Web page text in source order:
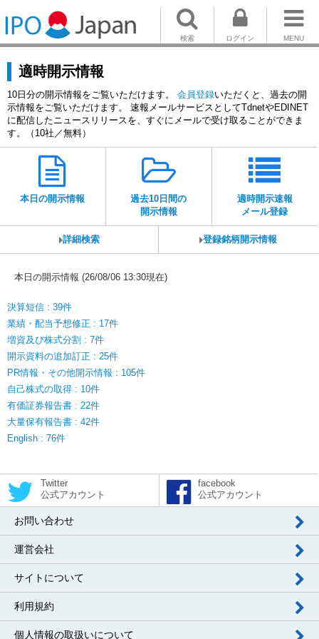
MENU
ログイン
検索
適時開示情報
10日分の開示情報をご覧いただけます。 会員登録いただくと、過去の開
示情報をご覧いただけます。 速報メールサービスとしてTdnetやEDINET
に配信したニュースリリースを、すぐにメールで受け取ることができま
す。（10社／無料）
本日の開示情報
過去10日間の
開示情報
適時開示速報
メール登録
詳細検索 登録銘柄開示情報
本日の開示情報 (26/08/06 13:30現在)
決算短信 : 39件
業績・配当予想修正 : 17件
増資及び株式分割 : 7件
開示資料の追加訂正 : 25件
PR情報・その他開示情報 : 105件
自己株式の取得 : 10件
有価証券報告書 : 22件
大量保有報告書 : 42件
English : 76件
Twitter
公式アカウント
facebook
公式アカウント
お問い合わせ
運営会社
サイトについて
利用規約
個人情報の取扱いについて